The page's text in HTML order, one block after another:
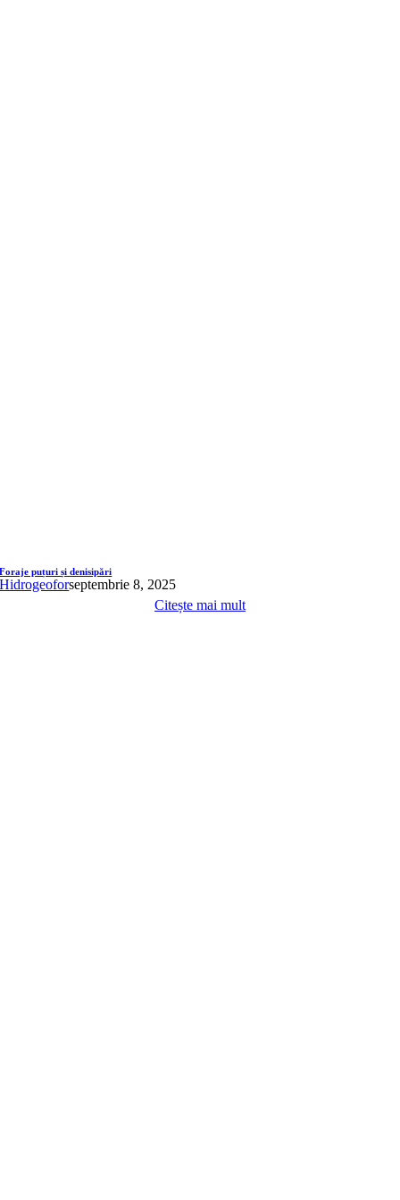
Foraje puțuri și denisipări
Hidrogeoforseptembrie 8, 2025
Citește mai mult